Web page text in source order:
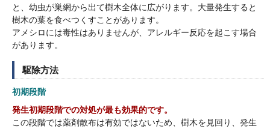
と、幼虫が巣網から出て樹木全体に広がります。大量発生すると
樹木の葉を食べつくすことがあります。
アメシロには毒性はありませんが、アレルギー反応を起こす場合
があります。
駆除方法
初期段階
発生初期段階での対処が最も効果的です。
この段階では薬剤散布は有効ではないため、樹木を見回り、発生